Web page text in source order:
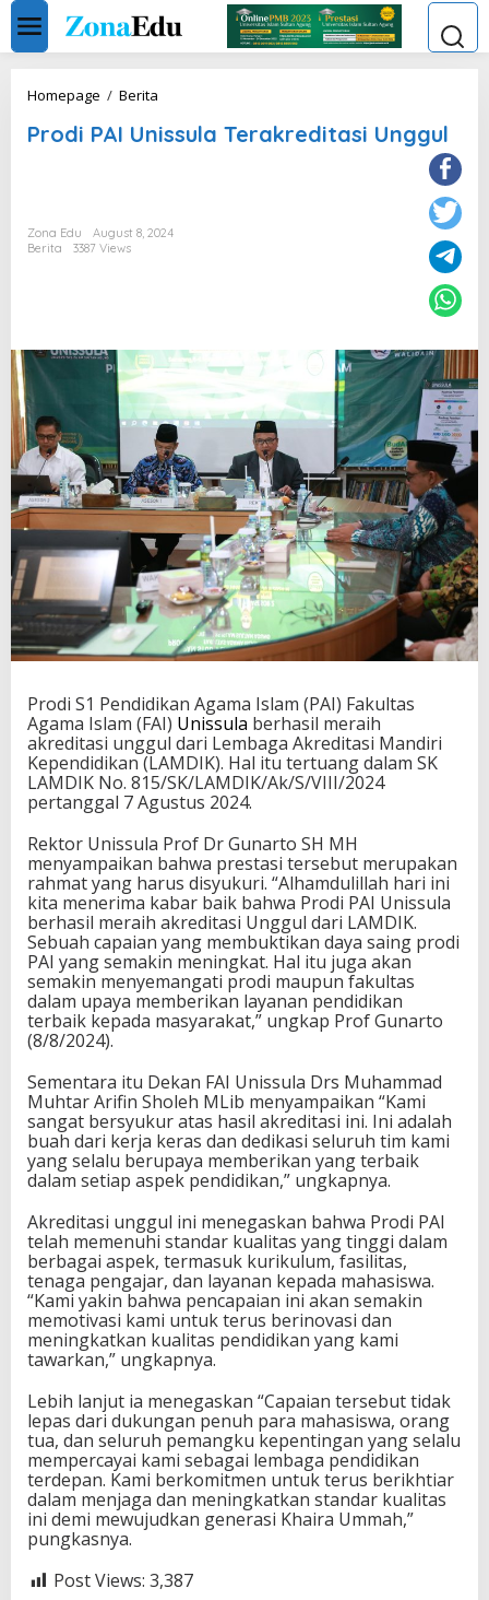
Skip
content
Homepage / Berita
Unissula
Prodi PAI Unissula Terakreditasi Unggul
Zona Edu
August 8, 2024
Berita
3387 Views
Prodi S1 Pendidikan Agama Islam (PAI) Fakultas
Agama Islam (FAI) Unissula berhasil meraih
akreditasi unggul dari Lembaga Akreditasi Mandiri
Kependidikan (LAMDIK). Hal itu tertuang dalam SK
LAMDIK No. 815/SK/LAMDIK/Ak/S/VIII/2024
pertanggal 7 Agustus 2024.
Rektor Unissula Prof Dr Gunarto SH MH
menyampaikan bahwa prestasi tersebut merupakan
rahmat yang harus disyukuri. “Alhamdulillah hari ini
kita menerima kabar baik bahwa Prodi PAI Unissula
berhasil meraih akreditasi Unggul dari LAMDIK.
Sebuah capaian yang membuktikan daya saing prodi
PAI yang semakin meningkat. Hal itu juga akan
semakin menyemangati prodi maupun fakultas
dalam upaya memberikan layanan pendidikan
terbaik kepada masyarakat,” ungkap Prof Gunarto
(8/8/2024).
Sementara itu Dekan FAI Unissula Drs Muhammad
Muhtar Arifin Sholeh MLib menyampaikan “Kami
sangat bersyukur atas hasil akreditasi ini. Ini adalah
buah dari kerja keras dan dedikasi seluruh tim kami
yang selalu berupaya memberikan yang terbaik
dalam setiap aspek pendidikan,” ungkapnya.
Akreditasi unggul ini menegaskan bahwa Prodi PAI
telah memenuhi standar kualitas yang tinggi dalam
berbagai aspek, termasuk kurikulum, fasilitas,
tenaga pengajar, dan layanan kepada mahasiswa.
“Kami yakin bahwa pencapaian ini akan semakin
memotivasi kami untuk terus berinovasi dan
meningkatkan kualitas pendidikan yang kami
tawarkan,” ungkapnya.
Lebih lanjut ia menegaskan “Capaian tersebut tidak
lepas dari dukungan penuh para mahasiswa, orang
tua, dan seluruh pemangku kepentingan yang selalu
mempercayai kami sebagai lembaga pendidikan
terdepan. Kami berkomitmen untuk terus berikhtiar
dalam menjaga dan meningkatkan standar kualitas
ini demi mewujudkan generasi Khaira Ummah,”
pungkasnya.
Post Views: 3,387